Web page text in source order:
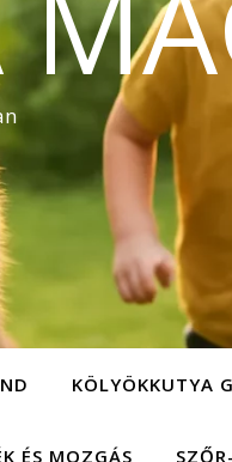
KÖLYÖKKUTYA
ÉS MOZGÁS